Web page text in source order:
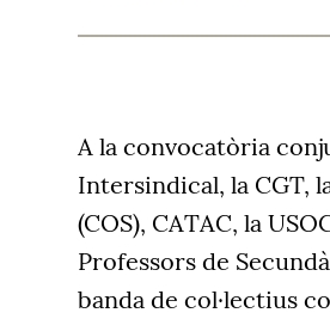
A la convocatòria
Intersindical, la CGT,
(COS), CATAC, la
Professors de
banda de col·lectius